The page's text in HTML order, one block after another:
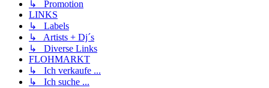
↳ Promotion
LINKS
↳ Labels
↳ Artists + Dj´s
↳ Diverse Links
FLOHMARKT
↳ Ich verkaufe ...
↳ Ich suche ...